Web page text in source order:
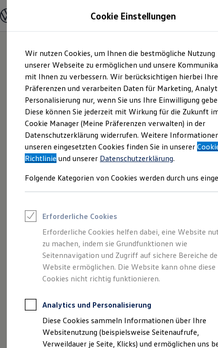
Hauptinhalt
springen
Footer
springen
Modelle und Konfigurator
Modelle vergleichen
Elektroautos
ENERGY Sondermodelle
Nutzfahrzeuge
SUV und CUV
Familienautos
Kombis
Kompaktwagen
Sportwagen
Schnell verfügbare Fahrzeuge
Angebote und Produkte
Aktuelle Angebote
E-Auto-Förderung
Volkswagen Marktplatz
Junge Gebrauchtwagen und Gebrauchtwagen
Saisonangebote
Leasing
Leasing-Angebote
Gebrauchtwagen Leasing
Junge Gebrauchtwagen-Leasing
Elektroauto Leasing
Kleinwagen-Leasing
Leasing ohne Anzahlung
Autokredit mit Schlussrate
Versicherungen und Garantien
Kfz-Versicherung
Restschuldversicherungen
Garantien
Wartungsverträge
Stilvollelektrisch. Der
ID.5
Cookie Einstellungen
Wir nutzen Cookies, um Ihnen die bestmögliche Nutzung
unserer Webseite zu ermöglichen und unsere
mit Ihnen zu verbessern. Wir berücksichtigen hierbei Ihre
Präferenzen und verarbeiten Daten für Marketing,
Personalisierung nur, wenn Sie uns Ihre Einwilligung
Diese können Sie jederzeit mit Wirkung für die Zukunft
Cookie Manager (Meine Präferenzen verwalten) in der
Datenschutzerklärung widerrufen. Weitere
unseren eingesetzten Cookies finden Sie in unserer
Richtlinie und unserer Datenschutzerklärung.
Folgende Kategorien von Cookies werden durch uns
Erforderliche Cookies
Erforderliche Cookies helfen dabei, eine Website
zu machen, indem sie Grundfunktionen wie
Seitennavigation und Zugriff auf sichere Bereiche
Website ermöglichen. Die Website kann ohne diese
Cookies nicht richtig funktionieren.
Analytics und Personalisierung
Diese Cookies sammeln Informationen über Ihre
Websitenutzung (beispielsweise Seitenaufrufe,
Verweildauer je Seite, Klicks) und ermöglichen uns